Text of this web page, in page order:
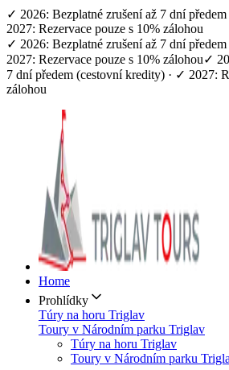
✓ 2026: Bezplatné zrušení až 7 dní
2027: Rezervace pouze s 10% zálohou
✓ 2026: Bezplatné zrušení až 7 dní
2027: Rezervace pouze s 10% zálohou✓
7 dní předem (cestovní kredity) · ✓ 2027:
zálohou
Home
Prohlídky
Túry na horu Triglav
Toury v Národním parku Triglav
Túry na horu Triglav
Toury v Národním parku